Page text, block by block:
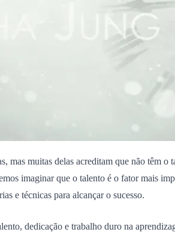
mas muitas delas acreditam que não têm o
imaginar que o talento é o fator mais
e técnicas para alcançar o sucesso.
dedicação e trabalho duro na